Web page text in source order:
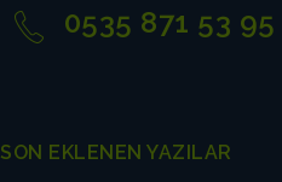
0535 871 53
SON EKLENEN YAZILAR